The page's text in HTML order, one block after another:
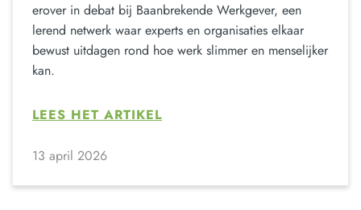
erover in debat bij Baanbrekende Werkgever, een
lerend netwerk waar experts en organisaties elkaar
bewust uitdagen rond hoe werk slimmer en menselijker
kan.
LEES HET ARTIKEL
13 april 2026